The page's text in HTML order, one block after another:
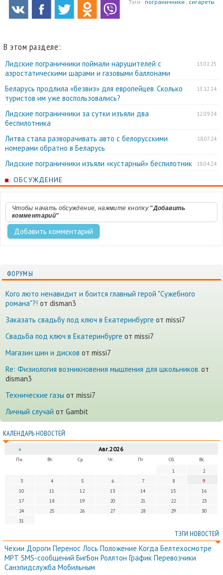
Тэги : пограничники , сигареты
В этом разделе:
13.02.25
Лидские пограничники поймали нарушителей с
аэростатическими шарами и газовыми баллонами
13.12.24
Беларусь продлила «безвиз» для европейцев. Сколько
туристов им уже воспользовались?
12.09.24
Лидские пограничники за сутки изъяли два
беспилотника
18.07.24
Литва стала разворачивать авто с белорусскими
номерами обратно в Беларусь
18.04.24
Лидские пограничники изъяли «кустарный» беспилотник
ОБСУЖДЕНИЕ
Чтобы начать обсуждение, нажмите кнопку "Добавить
комментарий"
ФОРУМЫ
Кого люто ненавидит и боится главный герой "Сужебного
романа"?! от disman3
Заказать свадьбу под ключ в Екатеринбурге от missi7
Cвадьба под ключ в Екатеринбурге от missi7
Магазин шин и дисков от missi7
Re: Физиология возникновения мышления для школьников. от
disman3
Технические газы от missi7
Личный случай от Gambit
КАЛЕНДАРЬ НОВОСТЕЙ
« Авг.2026
Пн. Вт. Ср. Чт. Пт. Сб.
Вс.
1
2
3
4 5 6 7 8
9
10
11 12 13 14 15
16
17
18 19 20 21 22
23
24
25 26 27 28 29
30
31
ТЭГИ НОВОСТЕЙ
Чехии Дороги Перенос Лось Положение Когда Белтехосмотре
МРТ SMS-сообщений БигБон Роллтон График Перевозчики
Санэпидслужба Мобильным